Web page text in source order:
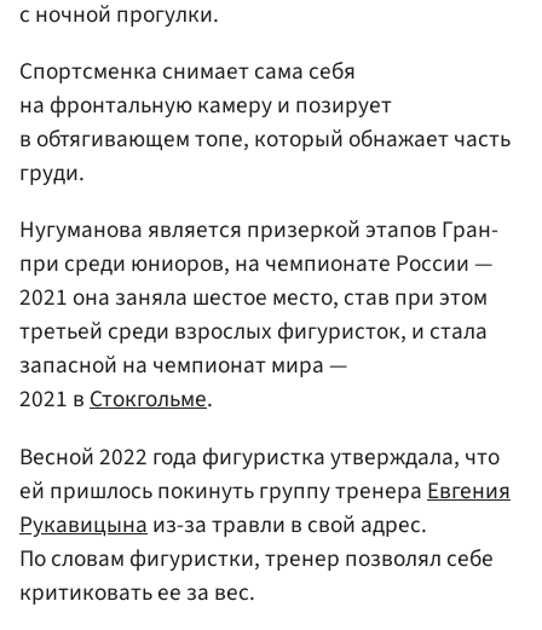
с ночной прогулки.
Спортсменка снимает сама себя
на фронтальную камеру и позирует
в обтягивающем топе, который обнажает часть
груди.
Нугуманова является призеркой этапов Гран-
при среди юниоров, на чемпионате России —
2021 она заняла шестое место, став при этом
третьей среди взрослых фигуристок, и стала
запасной на чемпионат мира —
2021 вСтокгольме.
Весной 2022 года фигуристка утверждала, что
ей пришлось покинуть группу тренера Евгения
Рукавицына из-за травли в свой адрес.
По словам фигуристки, тренер позволял себе
критиковать ее за вес.